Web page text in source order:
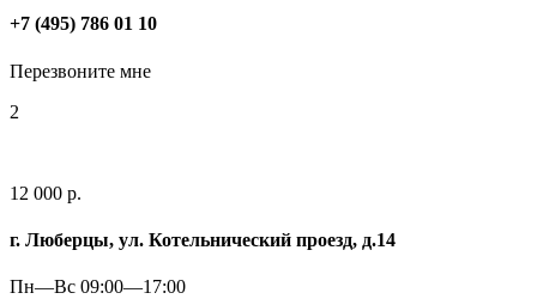
+7 (495) 786 01 10
Перезвоните мне
2
12 000 р.
г. Люберцы, ул. Котельнический проезд, д.14
Пн—Вс 09:00—17:00